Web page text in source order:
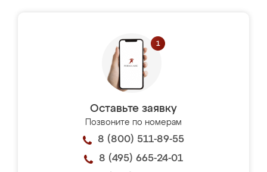
Оставьте заявку
Позвоните по номерам
8 (800) 511-89-55
8 (495) 665-24-01